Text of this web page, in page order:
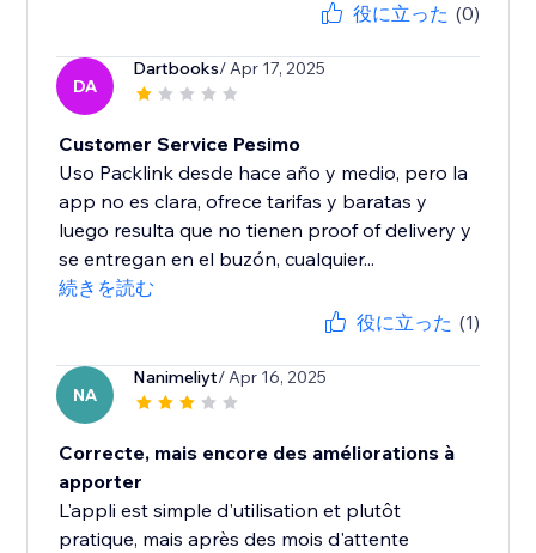
役に立った (0)
DA
Dartbooks/ Apr 17, 2025
Customer Service Pesimo
Uso Packlink desde hace año y medio, pero la
app no es clara, ofrece tarifas y baratas y
luego resulta que no tienen proof of delivery y
se entregan en el buzón, cualquier...
続きを読む
役に立った (1)
NA
Nanimeliyt/ Apr 16, 2025
Correcte, mais encore des améliorations à
apporter
L'appli est simple d'utilisation et plutôt
pratique, mais après des mois d'attente